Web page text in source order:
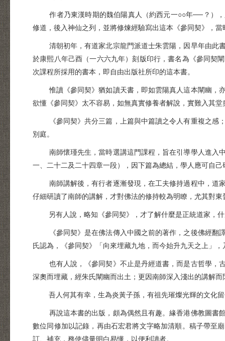
作者乃東漢時期的魏伯陽真人（約西元一○○年──？），
修道，後入神仙之列，並將修煉經驗寫出這本《參同契》，
清朝初年，有道家北宗龍門派道士朱雲陽，因早年由此書
於康熙八年己酉（一六六九年）刻版印行，書名為《參同契
次課程所採用的書本，即自由出版社所印的這本書。
惟讀《參同契》猶如讀天書，即如雲陽真人這本闡幽，亦
欲懂《參同契》太不容易，如無真實修養者解說，實難入其
《參同契》共分三篇，上篇與中篇讀之令人有重複之感；
別庭。
南師懷瑾先生，當時選講這門課程，旨在引導學人進入中
一、二十二及二十四章一段），因下篇為總結，學人應可自己
南師講解後，有行者逐漸發現，在工夫修持過程中，道家
仔細研讀了南師的講解，才對佛法的修持較為明瞭，尤其對
另有人說，略知《參同契》，才了解什麼是正統道家，什
《參同契》是在佛法傳入中國之前的著作，之後佛經翻譯
氏認為，《參同契》「向來埋藏九地，而今始升九天之上」
也有人說，《參同契》不止是丹經道書，而是古哲學，古
深奧而埋藏，經朱氏闡幽而出土；更因南師深入淺出的講解而
吾人何其有幸，生為炎黃子孫，有祖先璀燦光輝的文化留
再說這本書的出版，頗為偶然且有趣。緣香港佛教圖書館
數位同修加以記錄，再由石宏君將文字略加清順。稿子帶至
訂、補充，務使儘量明白易懂，以便利讀者。